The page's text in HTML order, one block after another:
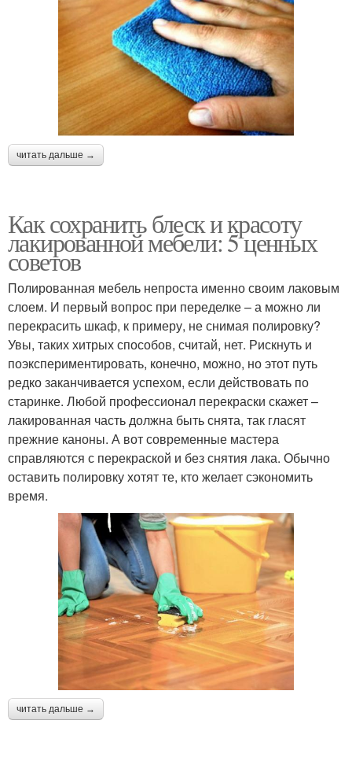
читать дальше →
Как сохранить блеск и красоту
лакированной мебели: 5 ценных
советов
Полированная мебель непроста именно своим лаковым
слоем. И первый вопрос при переделке – а можно ли
перекрасить шкаф, к примеру, не снимая полировку?
Увы, таких хитрых способов, считай, нет. Рискнуть и
поэкспериментировать, конечно, можно, но этот путь
редко заканчивается успехом, если действовать по
старинке. Любой профессионал перекраски скажет –
лакированная часть должна быть снята, так гласят
прежние каноны. А вот современные мастера
справляются с перекраской и без снятия лака. Обычно
оставить полировку хотят те, кто желает сэкономить
время.
читать дальше →